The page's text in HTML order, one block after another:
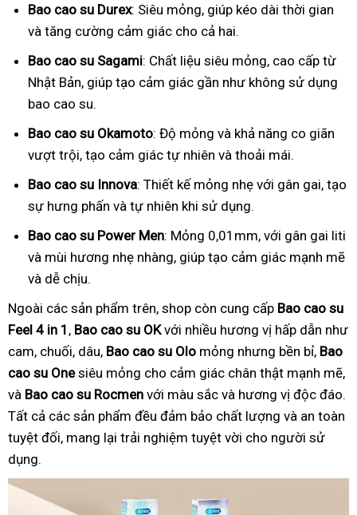
Bao cao su Durex: Siêu mỏng, giúp kéo dài thời gian
và tăng cường cảm giác cho cả hai.
Bao cao su Sagami: Chất liệu siêu mỏng, cao cấp từ
Nhật Bản, giúp tạo cảm giác gần như không sử dụng
bao cao su.
Bao cao su Okamoto: Độ mỏng và khả năng co giãn
vượt trội, tạo cảm giác tự nhiên và thoải mái.
Bao cao su Innova: Thiết kế mỏng nhẹ với gân gai, tạo
sự hưng phấn và tự nhiên khi sử dụng.
Bao cao su Power Men: Mỏng 0,01mm, với gân gai liti
và mùi hương nhẹ nhàng, giúp tạo cảm giác mạnh mẽ
và dễ chịu.
Ngoài các sản phẩm trên, shop còn cung cấp Bao cao su
Feel 4 in 1 , Bao cao su OKvới nhiều hương vị hấp dẫn như
cam, chuối, dâu, Bao cao su Olo mỏng nhưng bền bỉ, Bao
cao su Onesiêu mỏng cho cảm giác chân thật mạnh mẽ,
và Bao cao su Rocmen với màu sắc và hương vị độc đáo.
Tất cả các sản phẩm đều đảm bảo chất lượng và an toàn
tuyệt đối, mang lại trải nghiệm tuyệt vời cho người sử
dụng.